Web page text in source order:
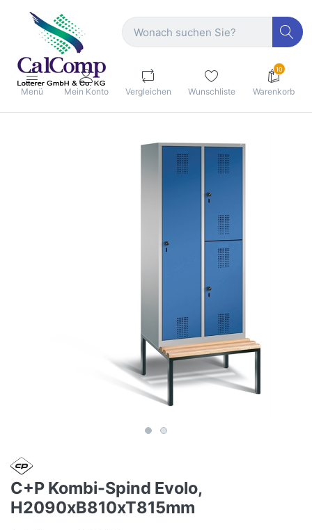
Menü Mein Konto Vergleichen Wunschliste
10
Warenkorb
C+P Kombi-Spind Evolo,
H2090xB810xT815mm